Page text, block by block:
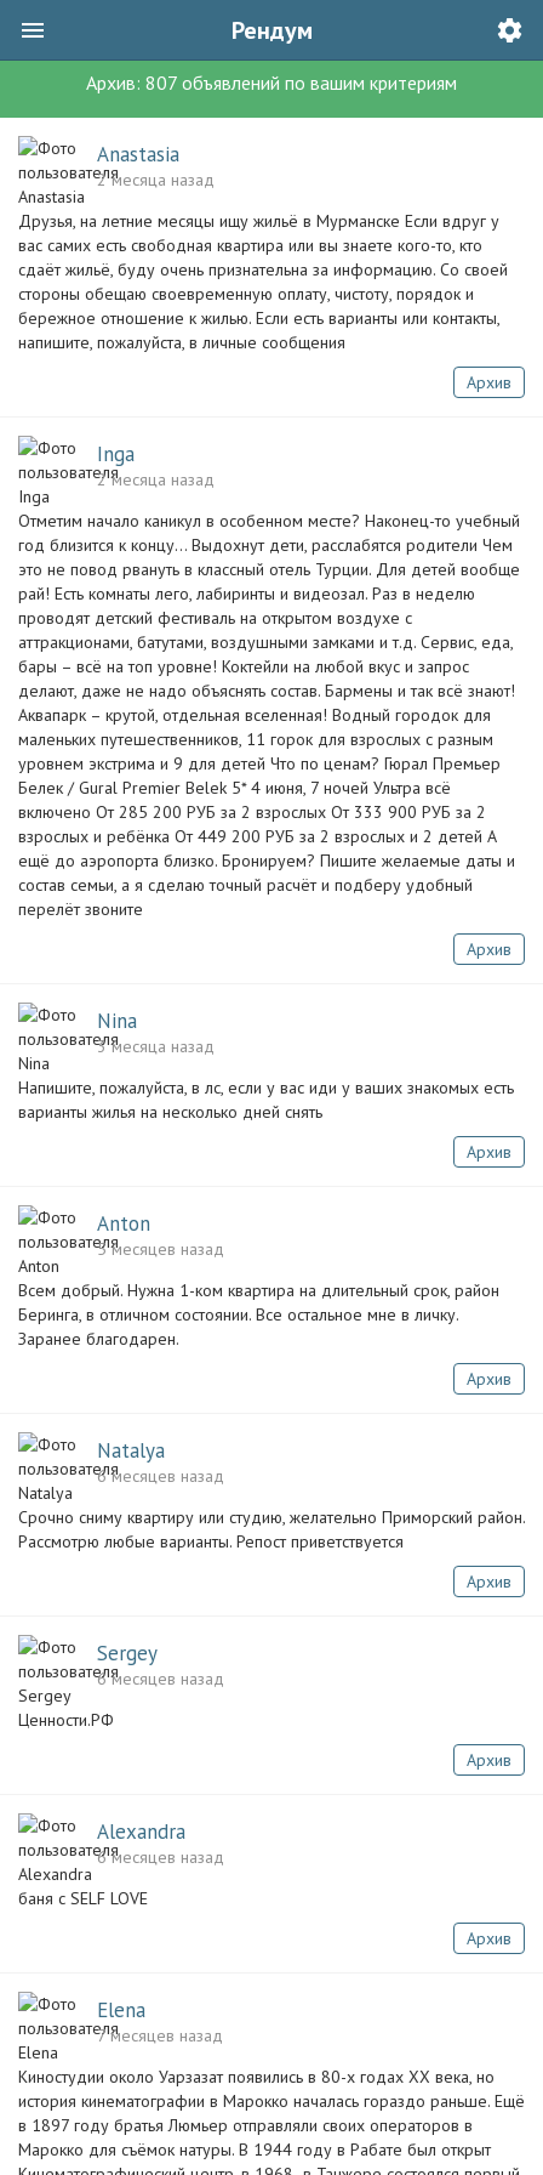
Рендум
Архив: 807 объявлений по вашим критериям
Anastasia
2 месяца назад
Друзья, на летние месяцы ищу жильё в Мурманске Если вдруг у
вас самих есть свободная квартира или вы знаете кого-то, кто
сдаёт жильё, буду очень признательна за информацию. Со своей
стороны обещаю своевременную оплату, чистоту, порядок и
бережное отношение к жилью. Если есть варианты или контакты,
напишите, пожалуйста, в личные сообщения
Архив
Inga
2 месяца назад
Отметим начало каникул в особенном месте? Наконец-то учебный
год близится к концу… Выдохнут дети, расслабятся родители Чем
это не повод рвануть в классный отель Турции. Для детей вообще
рай! Есть комнаты лего, лабиринты и видеозал. Раз в неделю
проводят детский фестиваль на открытом воздухе с
аттракционами, батутами, воздушными замками и т.д. Сервис, еда,
бары – всё на топ уровне! Коктейли на любой вкус и запрос
делают, даже не надо объяснять состав. Бармены и так всё знают!
Аквапарк – крутой, отдельная вселенная! Водный городок для
маленьких путешественников, 11 горок для взрослых с разным
уровнем экстрима и 9 для детей Что по ценам? Гюрал Премьер
Белек / Gural Premier Belek 5* 4 июня, 7 ночей Ультра всё
включено От 285 200 РУБ за 2 взрослых От 333 900 РУБ за 2
взрослых и ребёнка От 449 200 РУБ за 2 взрослых и 2 детей А
ещё до аэропорта близко. Бронируем? Пишите желаемые даты и
состав семьи, а я сделаю точный расчёт и подберу удобный
перелёт звоните
Архив
Nina
3 месяца назад
Напишите, пожалуйста, в лс, если у вас иди у ваших знакомых есть
варианты жилья на несколько дней снять
Архив
Anton
5 месяцев назад
Всем добрый. Нужна 1-ком квартира на длительный срок, район
Беринга, в отличном состоянии. Все остальное мне в личку.
Заранее благодарен.
Архив
Natalya
6 месяцев назад
Срочно сниму квартиру или студию, желательно Приморский район.
Рассмотрю любые варианты. Репост приветствуется
Архив
Sergey
6 месяцев назад
Ценности.РФ
Архив
Alexandra
6 месяцев назад
баня с SELF LOVE
Архив
Elena
7 месяцев назад
Киностуди­и около Уарзазат появились в 80-х годах XX века, но
история кинематогр­афии в Марокко началась гораздо раньше. Ещё
в 1897 году братья Люмьер отправляли­ своих операторов­ в
Марокко для съёмок натуры. В 1944 году в Рабате был открыт